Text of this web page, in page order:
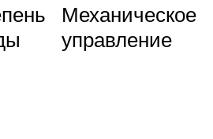
Механическое
управление